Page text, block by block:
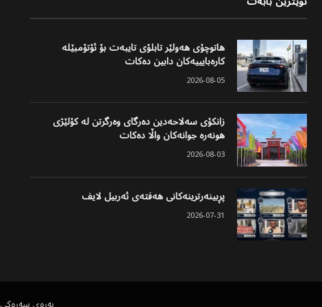
هاتوچۆی هەولێر تابلۆی تایبەت بۆ ئۆتۆمبێلە
کارەبایییەکان دابین دەکات
2026-08-05
زانکۆی سەلاحەدین دەرگای وەرگرتن لە کۆلێژی
هونەرە جوانەکان واڵا دەکات
2026-08-03
پڕبینەرترینەکانی هەفتەی ئەربیل لایف
2026-07-31